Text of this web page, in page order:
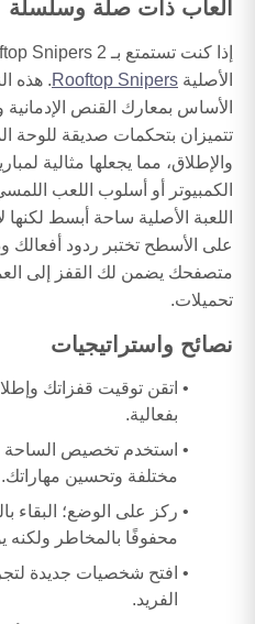
ألعاب ذات صلة وسلسلة
الأصلية Rooftop Snipers. هذه
الأساس بمعارك القنص الإدمانية
تتميزان بتحكمات صديقة للوحة
والإطلاق، مما يجعلها مثالية
الكمبيوتر أو أسلوب اللعب
اللعبة الأصلية ساحة أبسط
على الأسطح تختبر ردود أفعالك
متصفحك يضمن لك القفز إلى
تحميلات.
نصائح واستراتيجيات
اتقن توقيت قفزاتك
بفعالية.
استخدم تخصيص الساحة
مختلفة وتحسين مهاراتك.
ركز على الوضع؛ البقاء
محفوفًا بالمخاطر ولكنه
افتح شخصيات جديدة
الفريد.